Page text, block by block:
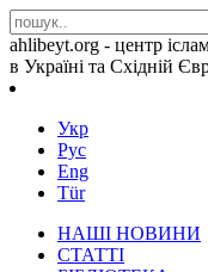
ahlibeyt.org - центр
в Україні та Східній
Укр
Рус
Eng
Tür
НАШІ НОВИНИ
СТАТТІ